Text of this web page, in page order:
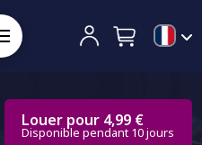
Louer pour 4,99 €
Disponible pendant 10 jours